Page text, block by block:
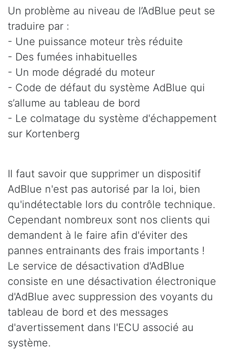
Un problème au niveau de l’AdBlue peut se
traduire par :
- Une puissance moteur très réduite
- Des fumées inhabituelles
- Un mode dégradé du moteur
- Code de défaut du système AdBlue qui
s’allume au tableau de bord
- Le colmatage du système d'échappement
sur Kortenberg
Il faut savoir que supprimer un dispositif
AdBlue n'est pas autorisé par la loi, bien
qu'indétectable lors du contrôle technique.
Cependant nombreux sont nos clients qui
demandent à le faire afin d'éviter des
pannes entrainants des frais importants !
Le service de désactivation d'AdBlue
consiste en une désactivation électronique
d'AdBlue avec suppression des voyants du
tableau de bord et des messages
d'avertissement dans l'ECU associé au
système.